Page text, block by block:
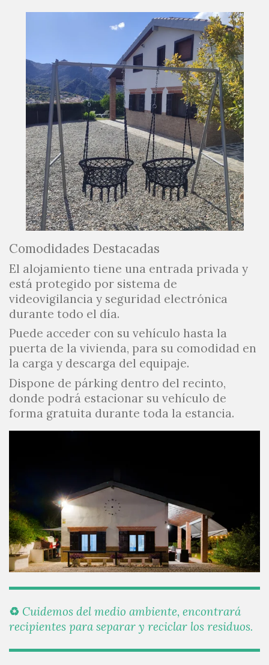
Comodidades Destacadas
El alojamiento tiene una entrada privada y
está protegido por sistema de
videovigilancia y seguridad electrónica
durante todo el día.
Puede acceder con su vehículo hasta la
puerta de la vivienda, para su comodidad en
la carga y descarga del equipaje.
Dispone de párking dentro del recinto,
donde podrá estacionar su vehículo de
forma gratuita durante toda la estancia.
♻️ Cuidemos del medio ambiente, encontrará
recipientes para separar y reciclar los residuos.